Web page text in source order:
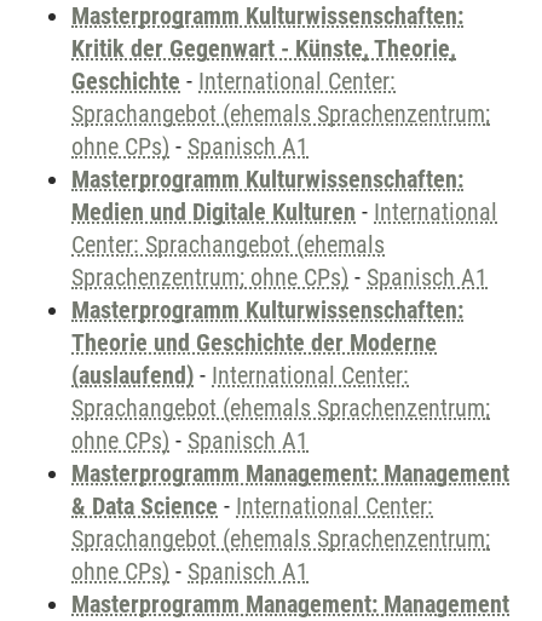
Masterprogramm Kulturwissenschaften:
Kritik der Gegenwart - Künste, Theorie,
Geschichte - International Center:
Sprachangebot (ehemals Sprachenzentrum;
ohne CPs) - Spanisch A1
Masterprogramm Kulturwissenschaften:
Medien und Digitale Kulturen - International
Center: Sprachangebot (ehemals
Sprachenzentrum; ohne CPs) - Spanisch A1
Masterprogramm Kulturwissenschaften:
Theorie und Geschichte der Moderne
(auslaufend) - International Center:
Sprachangebot (ehemals Sprachenzentrum;
ohne CPs) - Spanisch A1
Masterprogramm Management: Management
& Data Science - International Center:
Sprachangebot (ehemals Sprachenzentrum;
ohne CPs) - Spanisch A1
Masterprogramm Management: Management